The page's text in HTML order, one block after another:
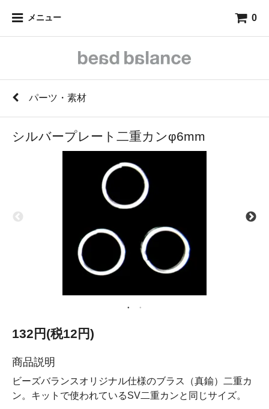
メニュー 0
パーツ・素材
シルバープレート二重カンφ6mm
132円(税12円)
商品説明
ビーズバランスオリジナル仕様のブラス（真鍮）二重カ
ン。キットで使われているSV二重カンと同じサイズ。